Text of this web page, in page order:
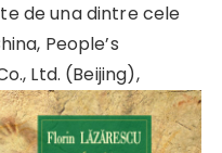
de una dintre cele
People’s
Ltd. (Beijing),